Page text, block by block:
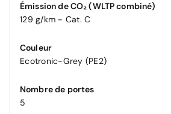
Émission de CO₂ (WLTP combiné)
129 g/km - Cat. C
Couleur
Ecotronic-Grey (PE2)
Nombre de portes
5